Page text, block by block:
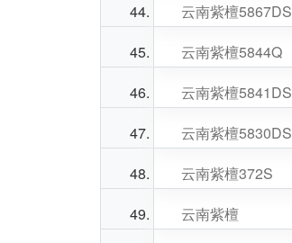
云南紫檀5867DS
云南紫檀5844Q
云南紫檀5841DS
云南紫檀5830DS
云南紫檀372S
云南紫檀